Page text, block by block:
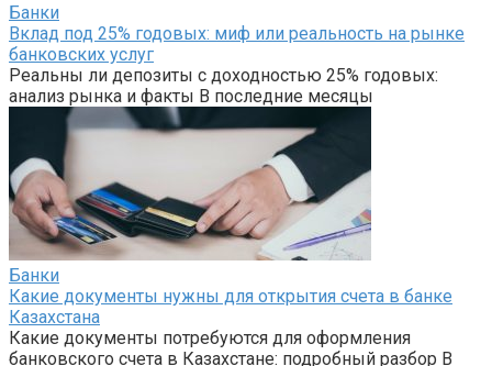
Банки
Вклад под 25% годовых: миф или реальность на рынке
банковских услуг
Реальны ли депозиты с доходностью 25% годовых:
анализ рынка и факты В последние месяцы
Банки
Какие документы нужны для открытия счета в банке
Казахстана
Какие документы потребуются для оформления
банковского счета в Казахстане: подробный разбор В